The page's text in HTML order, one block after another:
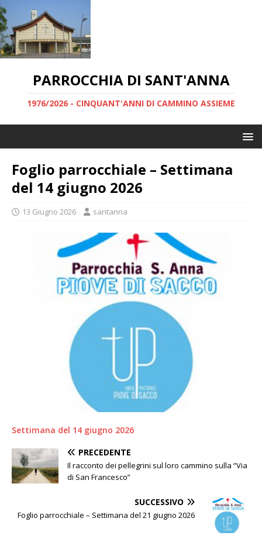
PARROCCHIA DI SANT'ANNA
1976/2026 - CINQUANT'ANNI DI CAMMINO ASSIEME
Foglio parrocchiale – Settimana
del 14 giugno 2026
13 Giugno 2026 santanna
Settimana del 14 giugno 2026
PRECEDENTE
Il racconto dei pellegrini sul loro cammino sulla “Via
di San Francesco”
SUCCESSIVO
Foglio parrocchiale – Settimana del 21 giugno 2026